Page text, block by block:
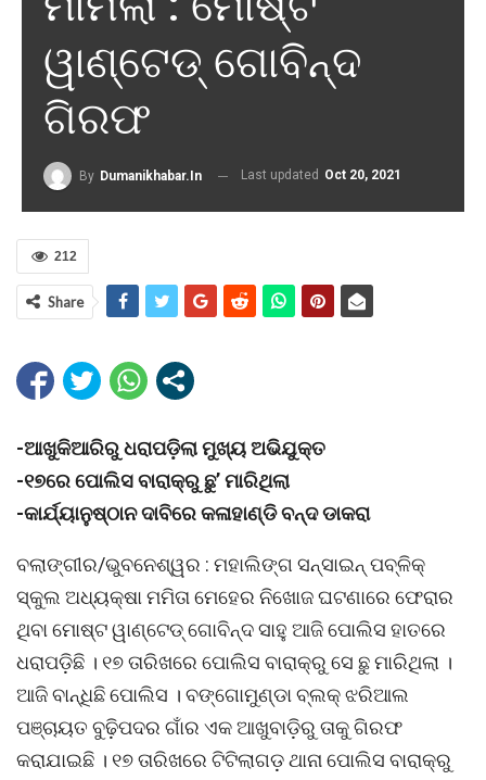
ୱାଣ୍ଟେଡ୍ ଗୋବିନ୍ଦ
ଗିରଫ
By Dumanikhabar.in Last updated Oct 20, 2021
212
Share
-ଆଖୁକିଆରିରୁ ଧରାପଡ଼ିଲା ମୁଖ୍ୟ ଅଭିଯୁକ୍ତ
-୧୭ରେ ପୋଲିସ ବାରାକ୍ରୁ ଛୁ’ ମାରିଥିଲା
-କାର୍ଯ୍ୟାନୁଷ୍ଠାନ ଦାବିରେ କଳାହାଣ୍ଡି ବନ୍ଦ ଡାକରା
ବଲାଙ୍ଗୀର/ଭୁବନେଶ୍ୱର : ମହାଲିଙ୍ଗ ସନ୍ସାଇନ୍ ପବ୍ଳିକ୍
ସ୍କୁଲ ଅଧ୍ୟକ୍ଷା ମମିତା ମେହେର ନିଖୋଜ ଘଟଣାରେ ଫେରାର
ଥିବା ମୋଷ୍ଟ ୱାଣ୍ଟେଡ୍ ଗୋବିନ୍ଦ ସାହୁ ଆଜି ପୋଲିସ ହାତରେ
ଧରାପଡ଼ିଛି । ୧୭ ତାରିଖରେ ପୋଲିସ ବାରାକ୍ରୁ ସେ ଛୁ ମାରିଥିଲା ।
ଆଜି ବାନ୍ଧିଛି ପୋଲିସ । ବଙ୍ଗୋମୁଣ୍ଡା ବ୍ଲକ୍ ଝରିଆଲ
ପଞ୍ଚାୟତ ବୁଢ଼ିପଦର ଗାଁର ଏକ ଆଖୁବାଡ଼ିରୁ ତାକୁ ଗିରଫ
କରାଯାଇଛି । ୧୭ ତାରିଖରେ ଟିଟିଲାଗଡ଼ ଥାନା ପୋଲିସ ବାରାକ୍ରୁ